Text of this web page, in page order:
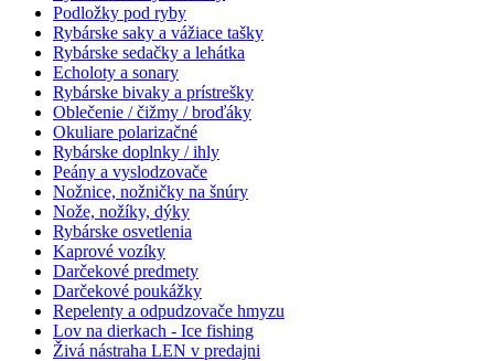
Podložky pod ryby
Rybárske saky a vážiace tašky
Rybárske sedačky a lehátka
Echoloty a sonary
Rybárske bivaky a prístrešky
Oblečenie / čižmy / broďáky
Okuliare polarizačné
Rybárske doplnky / ihly
Peány a vyslodzovače
Nožnice, nožničky na šnúry
Nože, nožíky, dýky
Rybárske osvetlenia
Kaprové vozíky
Darčekové predmety
Darčekové poukážky
Repelenty a odpudzovače hmyzu
Lov na dierkach - Ice fishing
Živá nástraha LEN v predajni